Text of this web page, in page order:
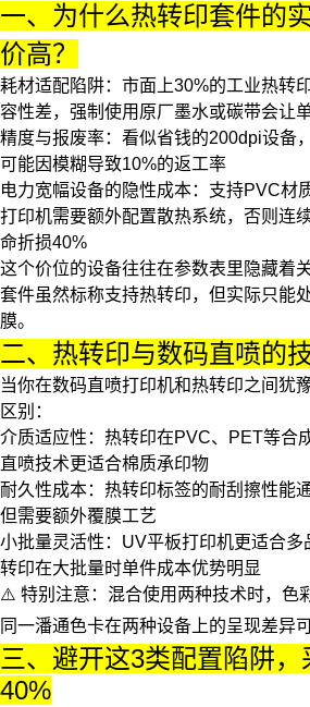
一、为什么热转印套件的
价高？
耗材适配陷阱：市面上30%的工业热转
容性差，强制使用原厂墨水或碳带会让
精度与报废率：看似省钱的200dpi设备
可能因模糊导致10%的返工率
电力宽幅设备的隐性成本：支持PVC材
打印机需要额外配置散热系统，否则连
命折损40%
这个价位的设备往往在参数表里隐藏着
套件虽然标称支持热转印，但实际只能
膜。
二、热转印与数码直喷的
当你在数码直喷打印机和热转印之间犹
区别：
介质适应性 ：热转印在PVC、PET等合
直喷技术更适合棉质承印物
耐久性成本：热转印标签的耐刮擦性能
但需要额外覆膜工艺
小批量灵活性 ： UV平板打印机更适合多
转印在大批量时单件成本优势明显
⚠️ 特别注意：混合使用两种技术时，
同一潘通色卡在两种设备上的呈现差异
三、避开这3类配置陷阱
40%